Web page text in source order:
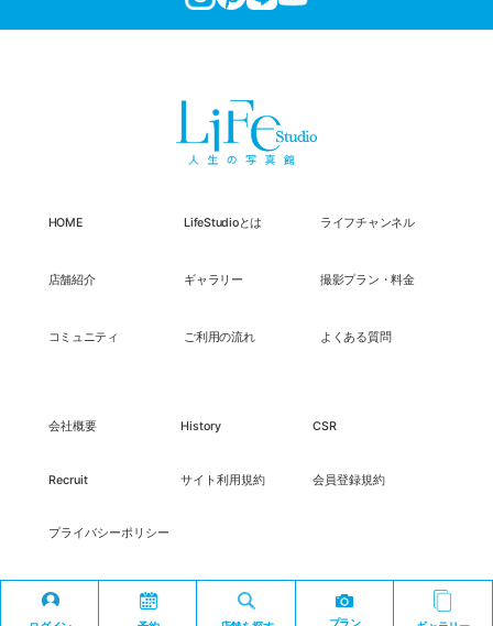
プラン
HOME LifeStudioとは ライフチャンネル
店舗紹介 ギャラリー 撮影プラン・料金
コミュニティ ご利用の流れ よくある質問
会社概要 History CSR
Recruit サイト利用規約 会員登録規約
プライバシーポリシー